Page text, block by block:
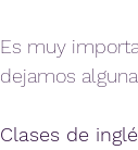
Es muy
dejamos
Clases de